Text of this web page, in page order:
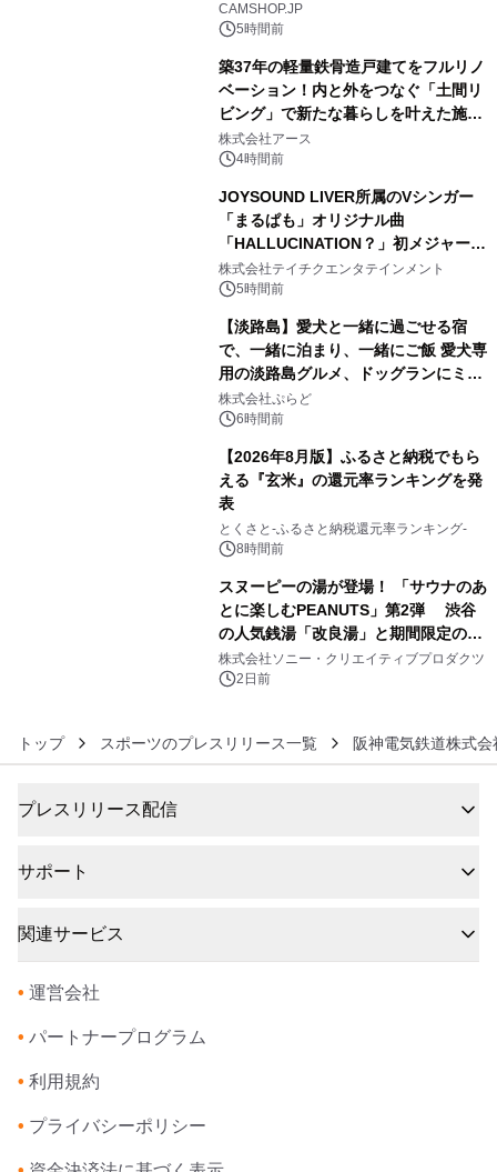
CAMSHOP.JP
5時間前
築37年の軽量鉄骨造戸建てをフルリノ
ベーション！内と外をつなぐ「土間リ
ビング」で新たな暮らしを叶えた施工
事例を株式会社アースが公開
株式会社アース
4時間前
JOYSOUND LIVER所属のVシンガー
「まるぱも」オリジナル曲
「HALLUCINATION？」初メジャー配
信リリース決定！
株式会社テイチクエンタテインメント
5時間前
【淡路島】愛犬と一緒に過ごせる宿
で、一緒に泊まり、一緒にご飯 愛犬専
用の淡路島グルメ、ドッグランにミニ
プール グランピングとトレーラーハウ
スの2施設で
株式会社ぷらど
6時間前
【2026年8月版】ふるさと納税でもら
える『玄米』の還元率ランキングを発
表
とくさと-ふるさと納税還元率ランキング-
8時間前
スヌーピーの湯が登場！ 「サウナのあ
とに楽しむPEANUTS」第2弾 渋谷
の人気銭湯「改良湯」と期間限定のコ
ラボレーション サウナイキタイコラ
ボグッズも発売決定！
株式会社ソニー・クリエイティブプロダクツ
2日前
トップ スポーツのプレスリリース一覧 阪神電気鉄道株式会
プレスリリース配信
サポート
関連サービス
• 運営会社
• パートナープログラム
• 利用規約
• プライバシーポリシー